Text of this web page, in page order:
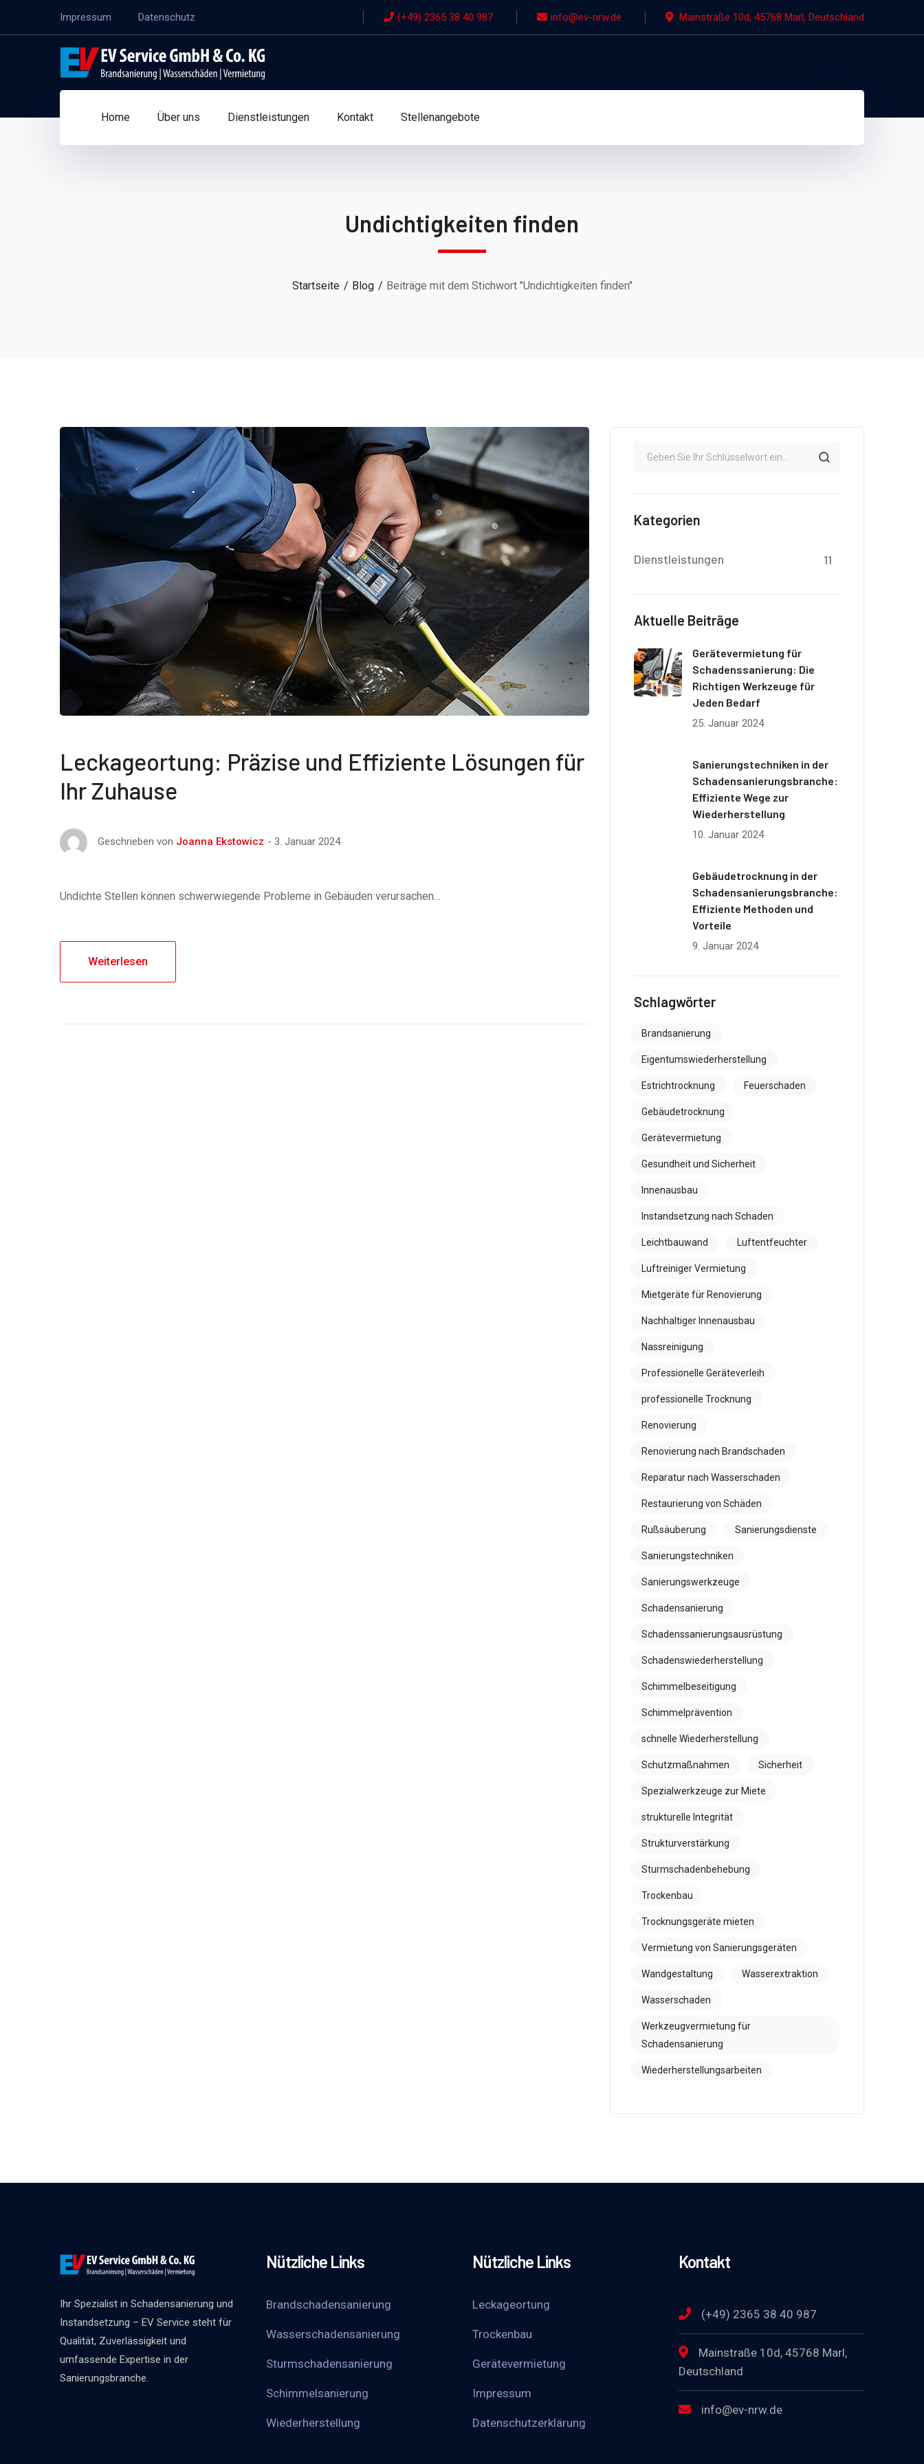
Impressum Datenschutz (+49) 2365 38 40 987 info@ev-nrw.de Mainstraße 10d, 45768 Marl, Deutschland
Home Über uns Dienstleistungen Kontakt Stellenangebote
Undichtigkeiten finden
Startseite Blog Beiträge mit dem Stichwort "Undichtigkeiten finden"
Leckageortung: Präzise und Effiziente Lösungen für
Ihr Zuhause
Geschrieben von Joanna Ekstowicz 3. Januar 2024
Undichte Stellen können schwerwiegende Probleme in Gebäuden verursachen…
Weiterlesen
Kategorien
Dienstleistungen 11
Aktuelle Beiträge
Gerätevermietung für
Schadenssanierung: Die
Richtigen Werkzeuge für
Jeden Bedarf
25. Januar 2024
Sanierungstechniken in der
Schadensanierungsbranche:
Effiziente Wege zur
Wiederherstellung
10. Januar 2024
Gebäudetrocknung in der
Schadensanierungsbranche:
Effiziente Methoden und
Vorteile
9. Januar 2024
Schlagwörter
Brandsanierung
Eigentumswiederherstellung
Estrichtrocknung Feuerschaden
Gebäudetrocknung
Gerätevermietung
Gesundheit und Sicherheit
Innenausbau
Instandsetzung nach Schaden
Leichtbauwand Luftentfeuchter
Luftreiniger Vermietung
Mietgeräte für Renovierung
Nachhaltiger Innenausbau
Nassreinigung
Professionelle Geräteverleih
professionelle Trocknung
Renovierung
Renovierung nach Brandschaden
Reparatur nach Wasserschaden
Restaurierung von Schäden
Rußsäuberung Sanierungsdienste
Sanierungstechniken
Sanierungswerkzeuge
Schadensanierung
Schadenssanierungsausrüstung
Schadenswiederherstellung
Schimmelbeseitigung
Schimmelprävention
schnelle Wiederherstellung
Schutzmaßnahmen Sicherheit
Spezialwerkzeuge zur Miete
strukturelle Integrität
Strukturverstärkung
Sturmschadenbehebung
Trockenbau
Trocknungsgeräte mieten
Vermietung von Sanierungsgeräten
Wandgestaltung Wasserextraktion
Wasserschaden
Werkzeugvermietung für
Schadensanierung
Wiederherstellungsarbeiten
Ihr Spezialist in Schadensanierung und
Instandsetzung – EV Service steht für
Qualität, Zuverlässigkeit und
umfassende Expertise in der
Sanierungsbranche.
Nützliche Links
Brandschadensanierung
Wasserschadensanierung
Sturmschadensanierung
Schimmelsanierung
Wieder­herstellung
Nützliche Links
Leckageortung
Trockenbau
Gerätevermietung
Impressum
Datenschutzerklärung
Kontakt
(+49) 2365 38 40 987
Mainstraße 10d, 45768 Marl,
Deutschland
info@ev-nrw.de